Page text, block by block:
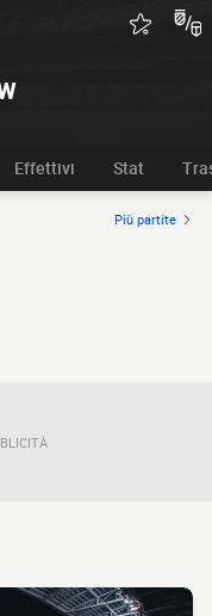
Effettivi Stat
Più partite